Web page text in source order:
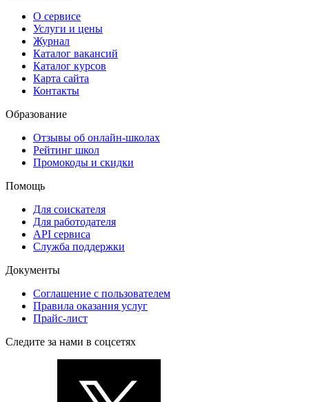
О сервисе
Услуги и цены
Журнал
Каталог вакансий
Каталог курсов
Карта сайта
Контакты
Образование
Отзывы об онлайн-школах
Рейтинг школ
Промокоды и скидки
Помощь
Для соискателя
Для работодателя
API сервиса
Служба поддержки
Документы
Соглашение с пользователем
Правила оказания услуг
Прайс-лист
Следите за нами в соцсетях